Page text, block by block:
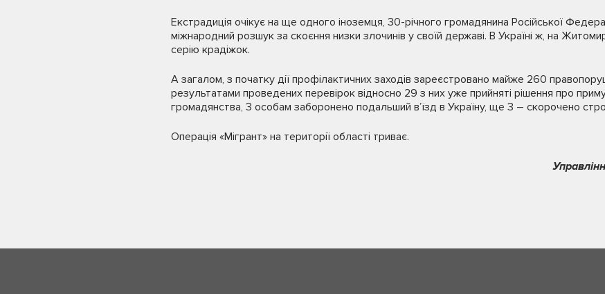
Екстрадиція очікує на ще одного іноземця, 30-річного громадянина Російської
міжнародний розшук за скоєння низки злочинів у своїй державі. В Україні ж, на
серію крадіжок.
А загалом, з початку дії профілактичних заходів зареєстровано майже 260
результатами проведених перевірок відносно 29 з них уже прийняті рішення про
громадянства, 3 особам заборонено подальший в’їзд в Україну, ще 3 – скорочено
Операція «Мігрант» на території області триває.